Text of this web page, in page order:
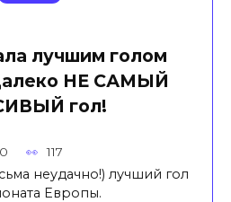
лучшим голом
НЕ САМЫЙ
гол!
0 117
неудачно!) лучший гол
Европы.